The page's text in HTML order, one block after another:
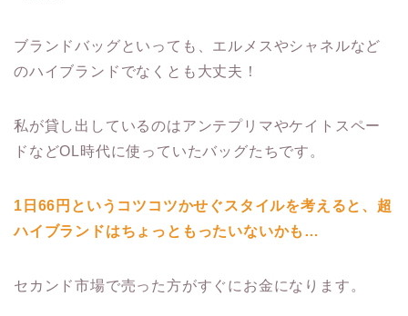
ブランドバッグといっても、エルメスやシャネルなど
のハイブランドでなくとも大丈夫！
私が貸し出しているのはアンテプリマやケイトスペー
ドなどOL時代に使っていたバッグたちです。
1日66円というコツコツかせぐスタイルを考えると、超
ハイブランドはちょっともったいないかも…
セカンド市場で売った方がすぐにお金になります。